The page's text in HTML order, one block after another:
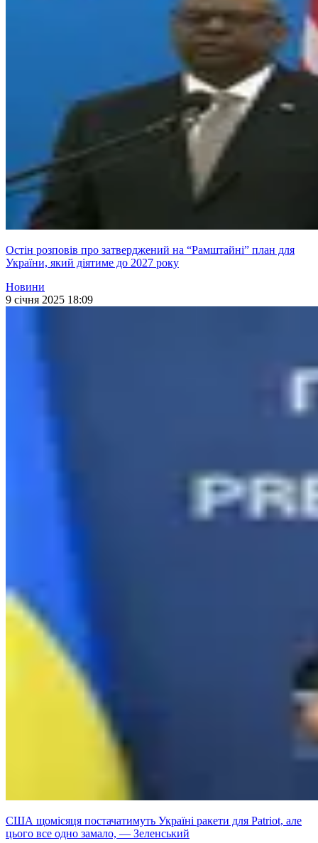
Остін розповів про затверджений на “Рамштайні” план для
України, який діятиме до 2027 року
Новини
9 січня 2025 18:09
США щомісяця постачатимуть Україні ракети для Patriot, але
цього все одно замало, — Зеленський